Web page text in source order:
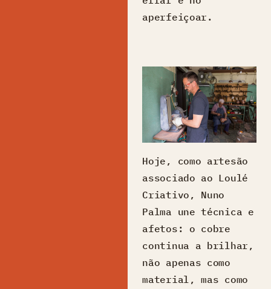
aperfeiçoar.
Hoje, como artesão
associado ao Loulé
Criativo, Nuno
Palma une técnica e
afetos: o cobre
continua a brilhar,
não apenas como
material, mas como